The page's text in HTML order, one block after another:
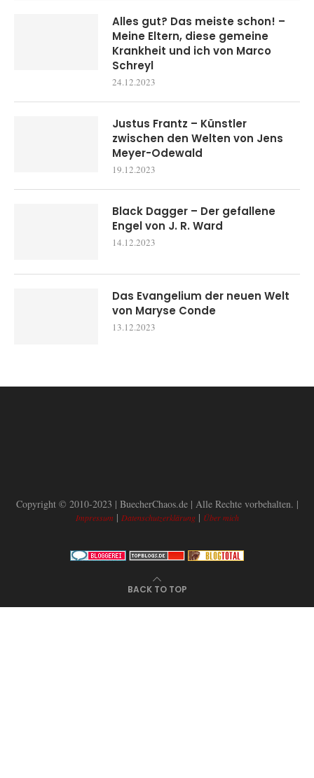
Alles gut? Das meiste schon! –
Meine Eltern, diese gemeine
Krankheit und ich von Marco
Schreyl
24.12.2023
Justus Frantz – Künstler
zwischen den Welten von Jens
Meyer-Odewald
19.12.2023
Black Dagger – Der gefallene
Engel von J. R. Ward
14.12.2023
Das Evangelium der neuen Welt
von Maryse Conde
13.12.2023
Copyright © 2010-2023 | BuecherChaos.de | Alle Rechte vorbehalten. |
Impressum | Datenschutzerklärung| Über mich
BACK TO TOP